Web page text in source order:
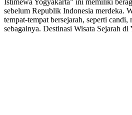
sebelum Republik Indonesia merdeka.
tempat-tempat bersejarah, seperti candi,
sebagainya. Destinasi Wisata Sejarah